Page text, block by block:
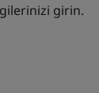
girin.